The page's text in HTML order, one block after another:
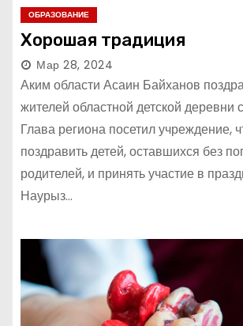
ОБРАЗОВАНИЕ
Хорошая традиция
Мар 28, 2024
Аким области Асаин Байханов
жителей областной детской деревни
Глава региона посетил учреждение,
поздравить детей, оставшихся без
родителей, и принять участие в
Наурыз…